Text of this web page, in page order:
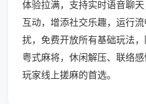
体验拉满，支持实时语音聊
互动，增添社交乐趣，运行
扰，免费开放所有基础玩法
粤式麻将，休闲解压、联络
玩家线上搓麻的首选。